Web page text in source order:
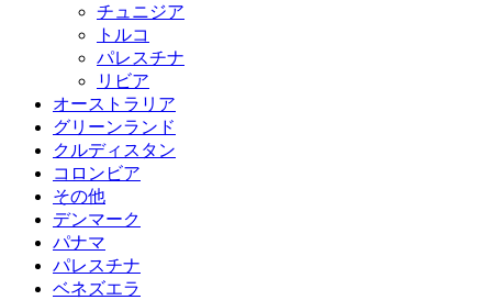
チュニジア
トルコ
パレスチナ
リビア
オーストラリア
グリーンランド
クルディスタン
コロンビア
その他
デンマーク
パナマ
パレスチナ
ベネズエラ